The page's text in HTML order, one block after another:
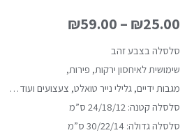
₪25.00
–
₪59.00
סלסלה בצבע זהב
שימושית לאיחסון ירקות, פירות,
מגבות ידיים, גלילי נייר טואלט, צעצועים ועוד…
סלסלה קטנה: 24/18/12 ס”מ
סלסלה גדולה: 30/22/14 ס”מ